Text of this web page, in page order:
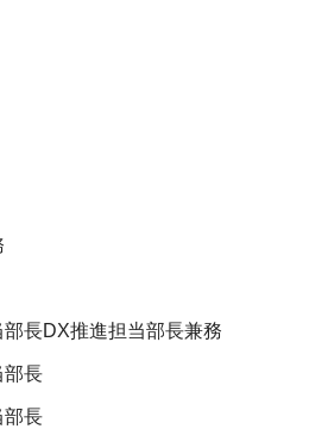
長DX推進担当部長兼務
部長
部長